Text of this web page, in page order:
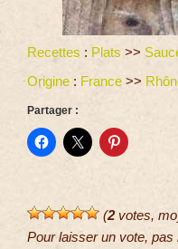
Recettes : Plats >>
Origine : France >>
Partager :
(2votes,
Pour laisser un vote,